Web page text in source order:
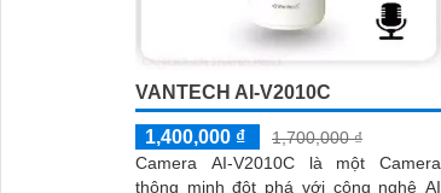
VANTECH AI-V2010C
1,400,000 ₫
1,700,000 ₫
Camera AI-V2010C là một Camera
thông minh đột phá với công nghệ AI